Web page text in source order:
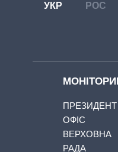
УКР РОС
ПРЕЗИДЕНТ
ОФІС
ВЕРХОВНА
РАДА